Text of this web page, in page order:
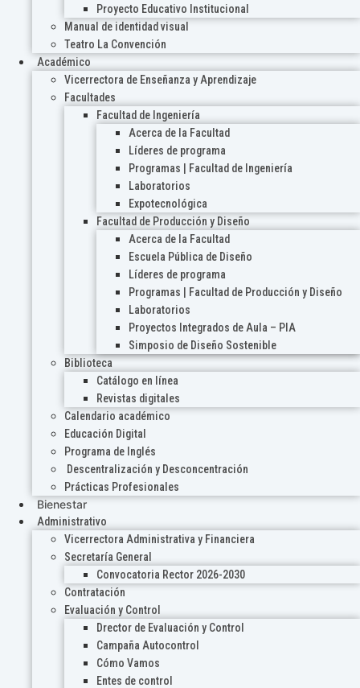
Proyecto Educativo Institucional
Manual de identidad visual
Teatro La Convención
Académico
Vicerrectora de Enseñanza y Aprendizaje
Facultades
Facultad de Ingeniería
Acerca de la Facultad
Líderes de programa
Programas | Facultad de Ingeniería
Laboratorios
Expotecnológica
Facultad de Producción y Diseño
Acerca de la Facultad
Escuela Pública de Diseño
Líderes de programa
Programas | Facultad de Producción y Diseño
Laboratorios
Proyectos Integrados de Aula – PIA
Simposio de Diseño Sostenible
Biblioteca
Catálogo en línea
Revistas digitales
Calendario académico
Educación Digital
Programa de Inglés
Descentralización y Desconcentración
Prácticas Profesionales
Bienestar
Administrativo
Vicerrectora Administrativa y Financiera
Secretaría General
Convocatoria Rector 2026-2030
Contratación
Evaluación y Control
Drector de Evaluación y Control
Campaña Autocontrol
Cómo Vamos
Entes de control